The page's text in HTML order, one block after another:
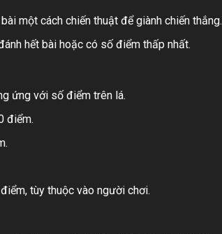
một cách chiến thuật để giành chiến thắng.
hết bài hoặc có số điểm thấp nhất.
ứng với số điểm trên lá.
điểm.
tùy thuộc vào người chơi.